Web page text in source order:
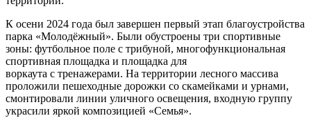
К осени 2024 года был завершен первый этап благоустройства
парка «Молодёжный». Были обустроены три спортивные
зоны: футбольное поле с трибуной, многофункциональная
спортивная площадка и площадка для
воркаута с тренажерами. На территории лесного массива
проложили пешеходные дорожки со скамейками и урнами,
смонтировали линии уличного освещения, входную группу
украсили яркой композицией «Семья».